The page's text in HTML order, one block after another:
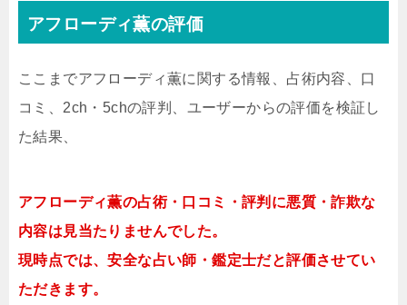
アフローディ薫の評価
ここまでアフローディ薫に関する情報、占術内容、口
コミ、2ch・5chの評判、ユーザーからの評価を検証し
た結果、
アフローディ薫の占術・口コミ・評判に悪質・詐欺な
内容は見当たりませんでした。
現時点では、安全な占い師・鑑定士だと評価させてい
ただきます。